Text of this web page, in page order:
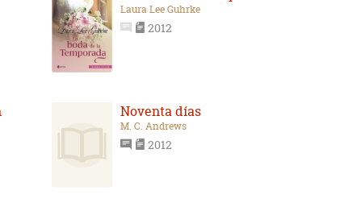
Laura Lee Guhrke
2012
Noventa días
M. C. Andrews
2012